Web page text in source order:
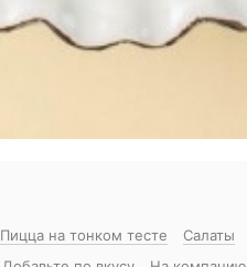
Пицца на тонком тесте Салаты